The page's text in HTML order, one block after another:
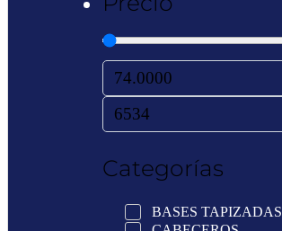
Categorías
BASES TAPIZADAS